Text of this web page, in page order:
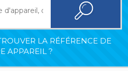
LA RÉFÉRENCE DE
APPAREIL ?